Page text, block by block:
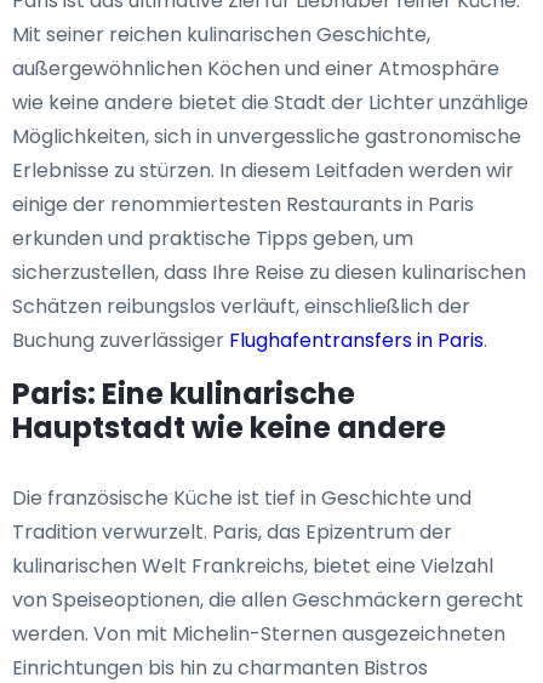
Mit seiner reichen kulinarischen Geschichte,
außergewöhnlichen Köchen und einer Atmosphäre
wie keine andere bietet die Stadt der Lichter unzählige
Möglichkeiten, sich in unvergessliche gastronomische
Erlebnisse zu stürzen. In diesem Leitfaden werden wir
einige der renommiertesten Restaurants in Paris
erkunden und praktische Tipps geben, um
sicherzustellen, dass Ihre Reise zu diesen kulinarischen
Schätzen reibungslos verläuft, einschließlich der
Buchung zuverlässiger Flughafentransfers in Paris.
Paris: Eine kulinarische
Hauptstadt wie keine andere
Die französische Küche ist tief in Geschichte und
Tradition verwurzelt. Paris, das Epizentrum der
kulinarischen Welt Frankreichs, bietet eine Vielzahl
von Speiseoptionen, die allen Geschmäckern gerecht
werden. Von mit Michelin-Sternen ausgezeichneten
Einrichtungen bis hin zu charmanten Bistros